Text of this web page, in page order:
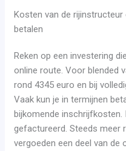
Kosten van de
betalen
Reken op een investering
online route. Voor blended
rond 4345 euro en bij
Vaak kun je in termijnen
bijkomende inschrijfkosten.
gefactureerd. Steeds meer
vergoeden een deel van de